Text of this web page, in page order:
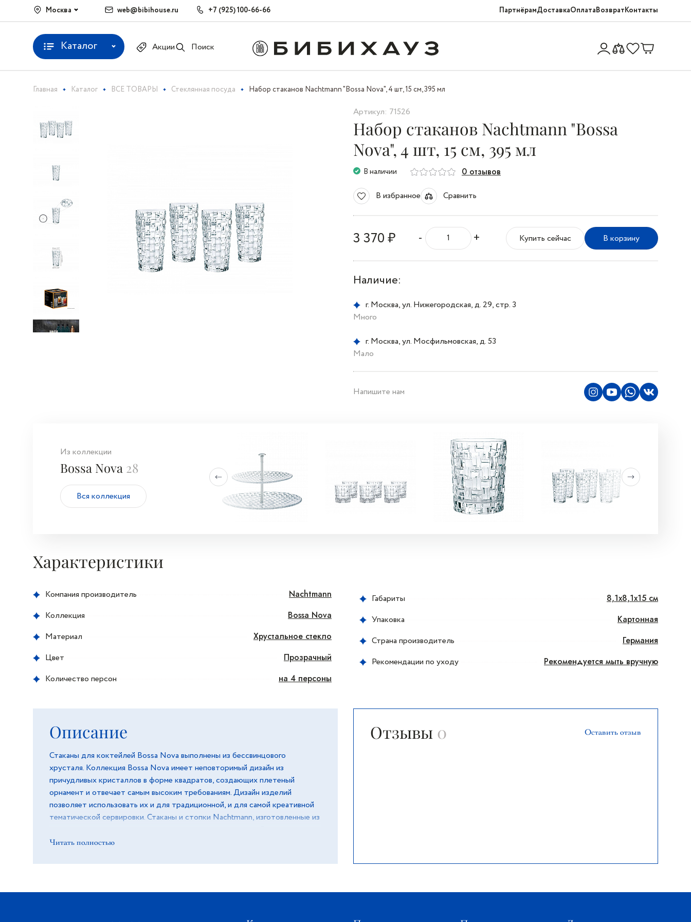
Москва web@bibihouse.ru +7 (925) 100-66-66 ПартнёрамДоставкаОплатаВозвратКонтакты
Каталог Акции Поиск
Главная Каталог ВСЕ ТОВАРЫ Стеклянная посуда Набор стаканов Nachtmann "Bossa Nova", 4 шт, 15 см, 395 мл
Артикул: 71526
Набор стаканов Nachtmann "Bossa
Nova", 4 шт, 15 см, 395 мл
В наличии 0 отзывов
В избранное Сравнить
3 370 ₽ - + Купить сейчас В корзину
Наличие:
г. Москва, ул. Нижегородская, д. 29, стр. 3
Много
г. Москва, ул. Мосфильмовская, д. 53
Мало
Напишите нам
Из коллекции
Bossa Nova 28
Вся коллекция
Характеристики
Компания производитель
Nachtmann
Коллекция
Bossa Nova
Материал
Хрустальное стекло
Цвет
Прозрачный
Количество персон
на 4 персоны
Габариты
8,1x8,1x15 см
Упаковка
Картонная
Страна производитель
Германия
Рекомендации по уходу
Рекомендуется мыть вручную
Описание
Стаканы для коктейлей Bossa Nova выполнены из бессвинцового
хрусталя. Коллекция Bossa Nova имеет неповторимый дизайн из
причудливых кристаллов в форме квадратов, создающих плетеный
орнамент и отвечает самым высоким требованиям. Дизайн изделий
позволяет использовать их и для традиционной, и для самой креативной
тематической сервировки. Стаканы и стопки Nachtmann, изготовленные из
своим блеском и изысканной гравировкой. Несмотря на широкое
стаканов Nachtmann осуществляются вручную. Это позволяет
Изобретенная мастерами компании техника резки граней позволяет
Читать полностью
Отзывы 0 Оставить отзыв